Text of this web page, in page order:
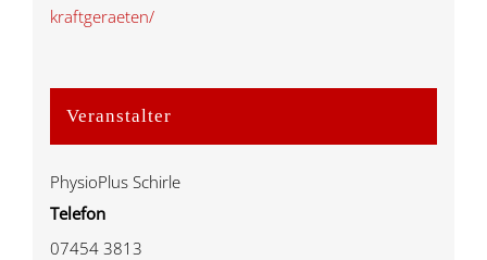
kraftgeraeten/
Veranstalter
PhysioPlus Schirle
Telefon
07454 3813